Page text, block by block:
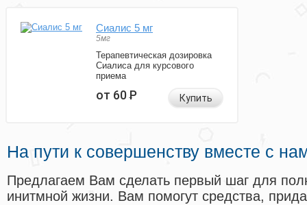
Сиалис 5 мг
5мг
Терапевтическая дозировка
Сиалиса для курсового
приема
от 60Р Купить
На пути к совершенству вместе с
Предлагаем Вам сделать первый шаг для
инитмной жизни. Вам помогут средства,